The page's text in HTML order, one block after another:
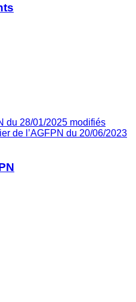
du 28/01/2025 modifiés
de l’AGFPN du 20/06/2023